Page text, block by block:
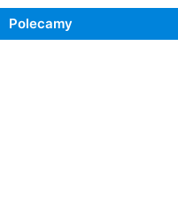
Polecamy